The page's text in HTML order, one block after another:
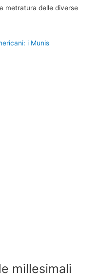
metratura delle diverse
i Munis
millesimali